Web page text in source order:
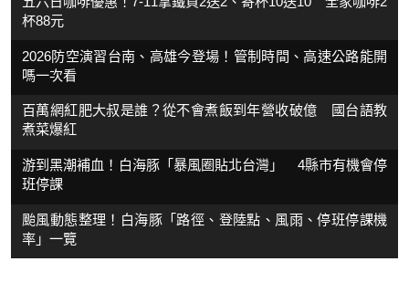
杯88元
2026防空演習台南、高雄今登場！管制時間、高速公路能開
嗎一次看
百萬網紅肥大叔是誰？從不會煮飯到年營收破億 國台語教
煮菜爆紅
游到黑潮補血！白海豚「暴風圈貼北台灣」 4縣市有機會停
班停課
颱風動態整理！白海豚「路徑、登陸點、風雨、停班停課機
率」一覽